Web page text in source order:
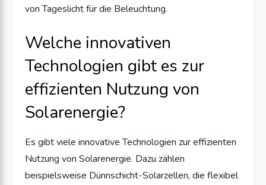
von Tageslicht für die Beleuchtung.
Welche innovativen
Technologien gibt es zur
effizienten Nutzung von
Solarenergie?
Es gibt viele innovative Technologien zur effizienten
Nutzung von Solarenergie. Dazu zählen
beispielsweise Dünnschicht-Solarzellen, die flexibel